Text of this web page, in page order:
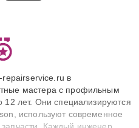
в
мастера с профильным
лет. Они специализируются
используют современное
Каждый инженер